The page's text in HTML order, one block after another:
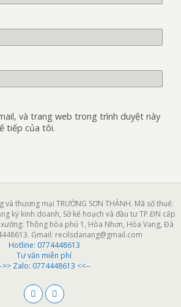
và trang web trong trình duyệt này
tiếp của tôi.
thương mại TRƯỜNG SƠN THÀNH. Mã số thuế:
ký kinh doanh, Sở kế hoạch và đầu tư TP.ĐN cấp
Thông hòa phú 1, Hòa Nhơn, Hòa Vang, Đà
Gmail: recilsdanang@gmail.com
Hotline: 0774448613
Tư vấn miễn phí
>> Zalo: 0774448613 <<--